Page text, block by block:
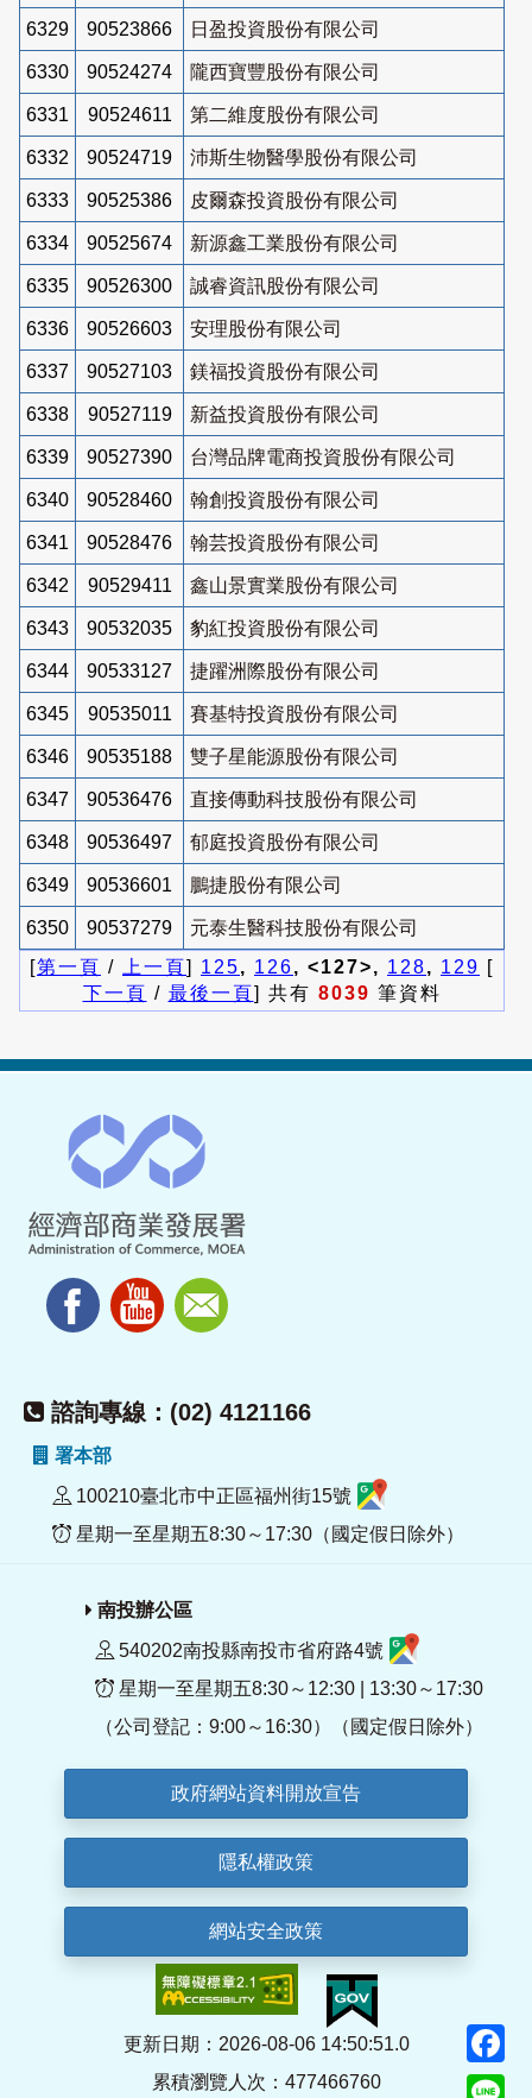
6329 90523866 日盈投資股份有限公司
6330 90524274 隴西寶豐股份有限公司
6331 90524611 第二維度股份有限公司
6332 90524719 沛斯生物醫學股份有限公司
6333 90525386 皮爾森投資股份有限公司
6334 90525674 新源鑫工業股份有限公司
6335 90526300 誠睿資訊股份有限公司
6336 90526603 安理股份有限公司
6337 90527103 鎂福投資股份有限公司
6338 90527119 新益投資股份有限公司
6339 90527390 台灣品牌電商投資股份有限公司
6340 90528460 翰創投資股份有限公司
6341 90528476 翰芸投資股份有限公司
6342 90529411 鑫山景實業股份有限公司
6343 90532035 豹紅投資股份有限公司
6344 90533127 捷躍洲際股份有限公司
6345 90535011 賽基特投資股份有限公司
6346 90535188 雙子星能源股份有限公司
6347 90536476 直接傳動科技股份有限公司
6348 90536497 郁庭投資股份有限公司
6349 90536601 鵬捷股份有限公司
6350 90537279
元泰生醫科技股份有限公司
[第一頁 / 上一頁] 125, 126, <127>, 128, 129 [
下一頁 / 最後一頁] 共有 8039 筆資料
諮詢專線：(02) 4121166
署本部
100210臺北市中正區福州街15號
星期一至星期五8:30～17:30（國定假日除外）
南投辦公區
540202南投縣南投市省府路4號
星期一至星期五8:30～12:30 | 13:30～17:30
（公司登記：9:00～16:30）（國定假日除外）
政府網站資料開放宣告
隱私權政策
網站安全政策
更新日期：2026-08-06 14:50:51.0
累積瀏覽人次：477466760